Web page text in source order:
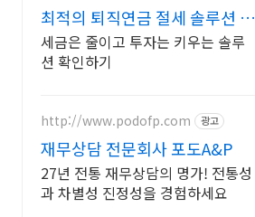
최적의 퇴직연금 절세 솔루션 쉽
고 빠른 계좌 개설
세금은 줄이고 투자는 키우는 솔루
션 확인하기
http://www.podofp.com 광고
재무상담 전문회사 포도A&P
27년 전통 재무상담의 명가! 전통성
과 차별성 진정성을 경험하세요